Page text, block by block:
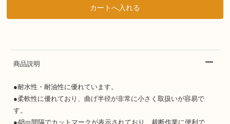
商品説明
●耐水性・耐油性に優れています。
●柔軟性に優れており、曲げ半径が非常に小さく取扱いが容易で
す。
●48ｍ間隔でカットマークが表示されており、裁断作業に便利で